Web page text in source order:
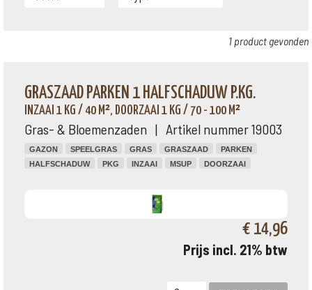
1 product gevonden
GRASZAAD PARKEN 1 HALFSCHADUW P.KG.
INZAAI 1 KG / 40 M², DOORZAAI 1 KG / 70 - 100 M²
Gras- & Bloemenzaden | Artikel nummer 19003
GAZON SPEELGRAS GRAS GRASZAAD
PARKEN
HALFSCHADUW
PKG INZAAI MSUP DOORZAAI
€ 14,96
Prijs incl. 21% btw